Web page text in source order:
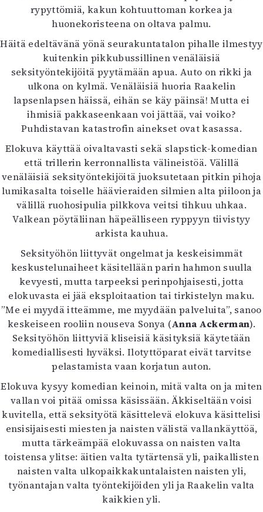
rypyttömiä, kakun kohtuuttoman korkea ja
huonekoristeena on oltava palmu.
Häitä edeltävänä yönä seurakuntatalon pihalle ilmestyy
kuitenkin pikkubussillinen venäläisiä
seksityöntekijöitä pyytämään apua. Auto on rikki ja
ulkona on kylmä. Venäläisiä huoria Raakelin
lapsenlapsen häissä, eihän se käy päinsä! Mutta ei
ihmisiä pakkaseenkaan voi jättää, vai voiko?
Puhdistavan katastrofin ainekset ovat kasassa.
Elokuva käyttää oivaltavasti sekä slapstick-komedian
että trillerin kerronnallista välineistöä. Välillä
venäläisiä seksityöntekijöitä juoksutetaan pitkin pihoja
lumikasalta toiselle häävieraiden silmien alta piiloon ja
välillä ruohosipulia pilkkova veitsi tihkuu uhkaa.
Valkean pöytäliinan häpeälliseen ryppyyn tiivistyy
arkista kauhua.
Seksityöhön liittyvät ongelmat ja keskeisimmät
keskustelunaiheet käsitellään parin hahmon suulla
kevyesti, mutta tarpeeksi perinpohjaisesti, jotta
elokuvasta ei jää eksploitaation tai tirkistelyn maku.
”Me ei myydä itteämme, me myydään palveluita”, sanoo
keskeiseen rooliin nouseva Sonya (Anna Ackerman).
Seksityöhön liittyviä kliseisiä käsityksiä käytetään
komediallisesti hyväksi. Ilotyttöparat eivät tarvitse
pelastamista vaan korjatun auton.
Elokuva kysyy komedian keinoin, mitä valta on ja miten
vallan voi pitää omissa käsissään. Äkkiseltään voisi
kuvitella, että seksityötä käsittelevä elokuva käsittelisi
ensisijaisesti miesten ja naisten välistä vallankäyttöä,
mutta tärkeämpää elokuvassa on naisten valta
toistensa ylitse: äitien valta tytärtensä yli, paikallisten
naisten valta ulkopaikkakuntalaisten naisten yli,
työnantajan valta työntekijöiden yli ja Raakelin valta
kaikkien yli.